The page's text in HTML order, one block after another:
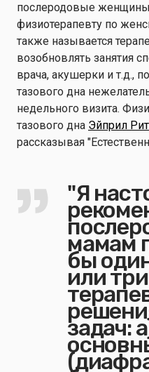
послеродовые
физиотерапевту по
также называется
возобновлять занятия
врача, акушерки и т.д.,
тазового дна
недельного визита.
тазового дна Эйприл
рассказывая
"Я
мамам
бы
или
задач: